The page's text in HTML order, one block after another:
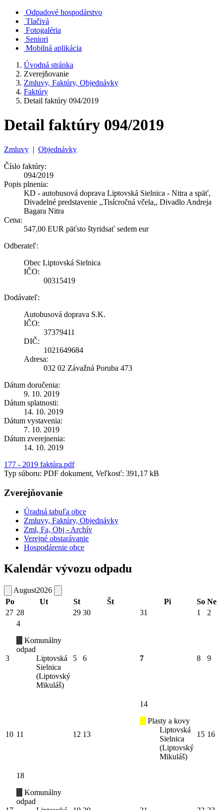
Odpadové hospodárstvo
Tlačivá
Fotogaléria
Seniori
Mobilná aplikácia
Úvodná stránka
Zverejňovanie
Zmluvy, Faktúry, Objednávky
Faktúry
Detail faktúry 094/2019
Detail faktúry 094/2019
Zmluvy | Objednávky
Číslo faktúry:
094/2019
Popis plnenia:
KD - autobusová doprava Liptovská Sielnica - Nitra a späť,
Divadelné predstavenie ,,Tisícročná včela,, Divadlo Andreja
Bagara Nitra
Cena:
547,00 EUR päťsto štyridsať sedem eur
Odberateľ:
Obec Liptovská Sielnica
IČO:
00315419
Dodávateľ:
Autobusová doprava S.K.
IČO:
37379411
DIČ:
1021649684
Adresa:
032 02 Závažná Poruba 473
Dátum doručenia:
9. 10. 2019
Dátum splatnosti:
14. 10. 2019
Dátum vystavenia:
7. 10. 2019
Dátum zverejnenia:
14. 10. 2019
177 - 2019 faktúra.pdf
Typ súboru: PDF dokument, Veľkosť: 391,17 kB
Zverejňovanie
Úradná tabuľa obce
Zmluvy, Faktúry, Objednávky
Zml, Fa, Obj - Archív
Verejné obstarávanie
Hospodárenie obce
Kalendár vývozu odpadu
August2026
Po
Ut St Št Pi So Ne
27 28 29 30 31 1 2
3
4
Komunálny
odpad
Liptovská
Sielnica
(Liptovský
Mikuláš)
5 6 7 8 9
10 11 12 13
14
Plasty a kovy
Liptovská
Sielnica
(Liptovský
Mikuláš)
15 16
18
Komunálny
odpad